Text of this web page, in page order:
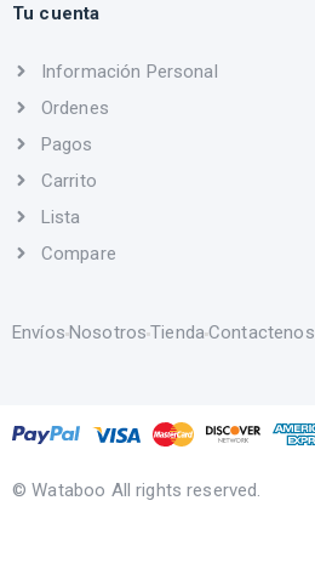
Tu cuenta
Información Personal
Ordenes
Pagos
Carrito
Lista
Compare
Envíos NosotrosTiendaContactenos
© Wataboo All rights reserved.